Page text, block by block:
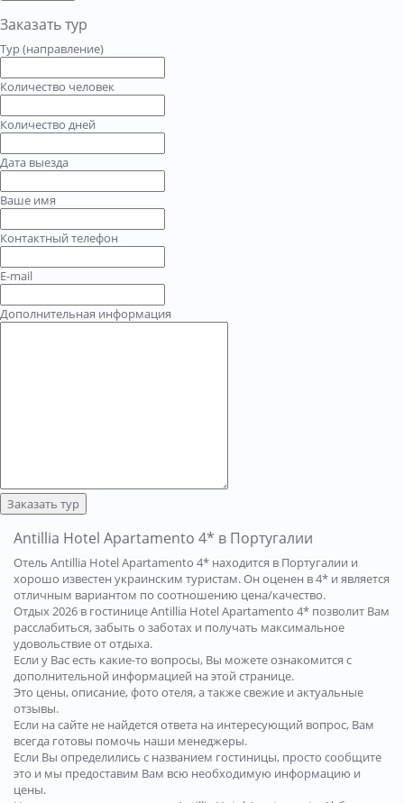
Заказать тур
Тур (направление)
Количество человек
Количество дней
Дата выезда
Ваше имя
Контактный телефон
E-mail
Дополнительная информация
Заказать тур
Antillia Hotel Apartamento 4* в Португалии
Отель Antillia Hotel Apartamento 4* находится в Португалии и
хорошо известен украинским туристам. Он оценен в 4* и является
отличным вариантом по соотношению цена/качество.
Отдых 2026 в гостинице Antillia Hotel Apartamento 4* позволит Вам
расслабиться, забыть о заботах и получать максимальное
удовольствие от отдыха.
Если у Вас есть какие-то вопросы, Вы можете ознакомится с
дополнительной информацией на этой странице.
Это цены, описание, фото отеля, а также свежие и актуальные
отзывы.
Если на сайте не найдется ответа на интересующий вопрос, Вам
всегда готовы помочь наши менеджеры.
Если Вы определились с названием гостиницы, просто сообщите
это и мы предоставим Вам всю необходимую информацию и
цены.